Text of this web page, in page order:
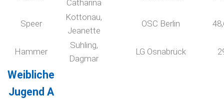
Catharina
Speer
Kottonau,
Jeanette
OSC Berlin
Hammer
Suhling,
Dagmar
LG Osnabrück
Weibliche
Jugend A